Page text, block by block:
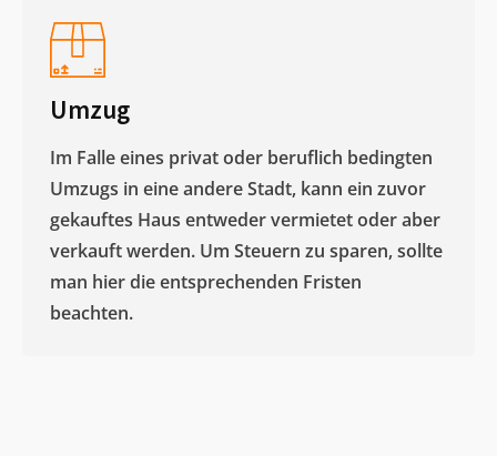
Umzug
Im Falle eines privat oder beruflich bedingten
Umzugs in eine andere Stadt, kann ein zuvor
gekauftes Haus entweder vermietet oder aber
verkauft werden. Um Steuern zu sparen, sollte
man hier die entsprechenden Fristen
beachten.